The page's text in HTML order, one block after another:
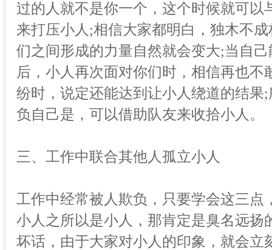
过的人就不是你一个，这个时候就可
来打压小人;相信大家都明白，独木不
们之间形成的力量自然就会变大;当自
后，小人再次面对你们时，相信再也
纷时，说定还能达到让小人绕道的结
负自己是，可以借助队友来收拾小人。
三、工作中联合其他人孤立小人
工作中经常被人欺负，只要学会这三点
小人之所以是小人，那肯定是臭名远
坏话，由于大家对小人的印象，就会